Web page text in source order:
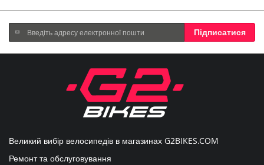
Підпишіться
на
нашу
Підписатися
Великий вибір велосипедів в магазинах G2BIKES.COM
Ремонт та обслуговування